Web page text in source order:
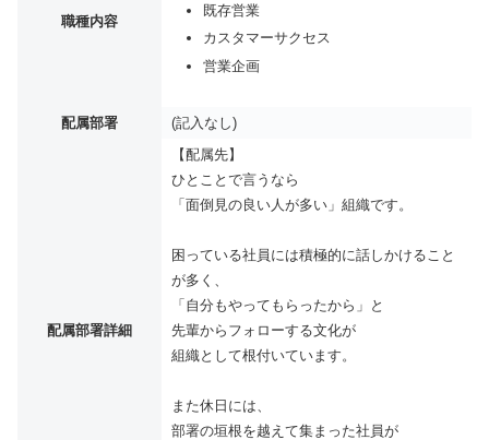
職種内容
既存営業
カスタマーサクセス
営業企画
配属部署 (記入なし)
配属部署詳細
【配属先】
ひとことで言うなら
「面倒見の良い人が多い」組織です。
困っている社員には積極的に話しかけること
が多く、
「自分もやってもらったから」と
先輩からフォローする文化が
組織として根付いています。
また休日には、
部署の垣根を越えて集まった社員が